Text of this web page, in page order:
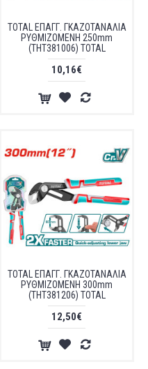
TOTAL ΕΠΑΓΓ. ΓΚΑΖΟΤΑΝΑΛΙΑ
ΡΥΘΜΙΖΟΜΕΝΗ 250mm
(THT381006) TOTAL
10,16€
TOTAL ΕΠΑΓΓ. ΓΚΑΖΟΤΑΝΑΛΙΑ
ΡΥΘΜΙΖΟΜΕΝΗ 300mm
(THT381206) TOTAL
12,50€